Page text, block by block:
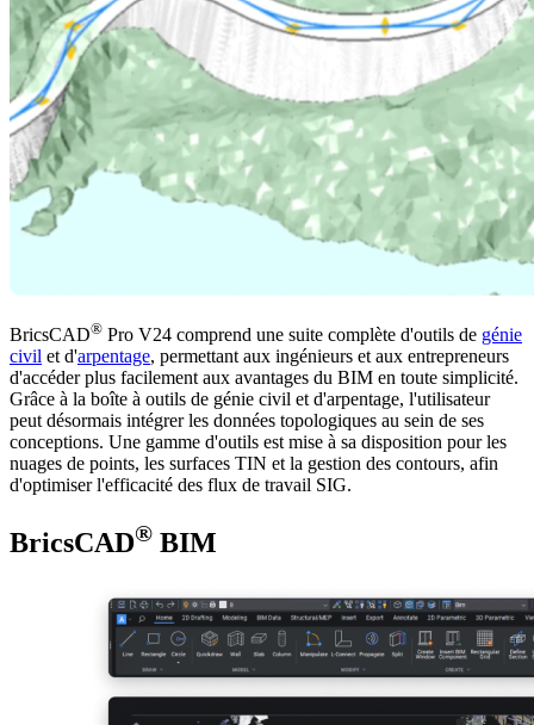
BricsCAD® Pro V24 comprend une suite complète d'outils de génie
civil et d'arpentage, permettant aux ingénieurs et aux entrepreneurs
d'accéder plus facilement aux avantages du BIM en toute simplicité.
Grâce à la boîte à outils de génie civil et d'arpentage, l'utilisateur
peut désormais intégrer les données topologiques au sein de ses
conceptions. Une gamme d'outils est mise à sa disposition pour les
nuages de points, les surfaces TIN et la gestion des contours, afin
d'optimiser l'efficacité des flux de travail SIG.
BricsCAD® BIM